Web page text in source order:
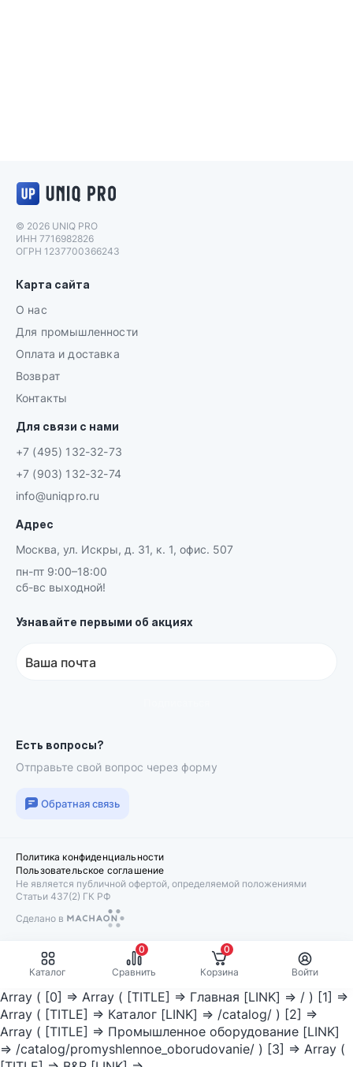
© 2026 UNIQ PRO
ИНН 7716982826
ОГРН 1237700366243
Карта сайта
О нас
Для промышленности
Оплата и доставка
Возврат
Контакты
Для связи с нами
+7 (495) 132-32-73
+7 (903) 132-32-74
info@uniqpro.ru
Адрес
Москва, ул. Искры, д. 31, к. 1, офис. 507
пн-пт 9:00–18:00
сб-вс выходной!
Узнавайте первыми об акциях
Ваша почта
Есть вопросы?
Отправьте свой вопрос через форму
Обратная связь
Политика конфиденциальности
Пользовательское соглашение
Не является публичной офертой, определяемой положениями
Статьи 437(2) ГК РФ
Сделано в
Machaon
Каталог
0
Сравнить
0
Корзина
Войти
Array ( [0] => Array ( [TITLE] => Главная [LINK] => / ) [1] =>
Array ( [TITLE] => Каталог [LINK] => /catalog/ ) [2] =>
Array ( [TITLE] => Промышленное оборудование [LINK]
=> /catalog/promyshlennoe_oborudovanie/ ) [3] => Array (